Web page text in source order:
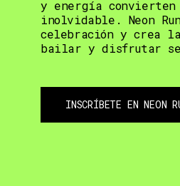
y energía convierten
inolvidable. Neon
celebración y crea
bailar y disfrutar
INSCRÍBETE EN NEON